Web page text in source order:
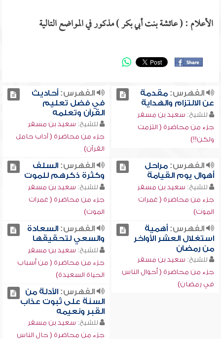
الأعلام : ( عائشة بنت أبي بكر ) مذكور في المواضع التالية
الفهرس:مقدمة
عن الالتزام والهداية
للشيخ: سعيد بن مسفر
جزء من محاضرة ( التزمت
ولكن!!)
الفهرس:أحاديث
في فضل تعليم
القرآن وتعلمه
للشيخ: سعيد بن مسفر
جزء من محاضرة ( آداب حامل
القرآن)
الفهرس:مراحل
أهوال يوم القيامة
للشيخ: سعيد بن مسفر
جزء من محاضرة ( غمرات
الموت)
الفهرس:السلف
وكثرة ذكرهم للموت
للشيخ: سعيد بن مسفر
جزء من محاضرة ( غمرات
الموت)
الفهرس:أهمية
استغلال العشر الأواخر
من رمضان
للشيخ: سعيد بن مسفر
جزء من محاضرة ( أحوال الناس
في رمضان)
الفهرس:السعادة
والسعي لتحقيقها
للشيخ: سعيد بن مسفر
جزء من محاضرة ( من أسباب
الحياة السعيدة)
الفهرس:الأدلة من
السنة على ثبوت عذاب
القبر ونعيمه
للشيخ: سعيد بن مسفر
جزء من محاضرة ( حال الناس